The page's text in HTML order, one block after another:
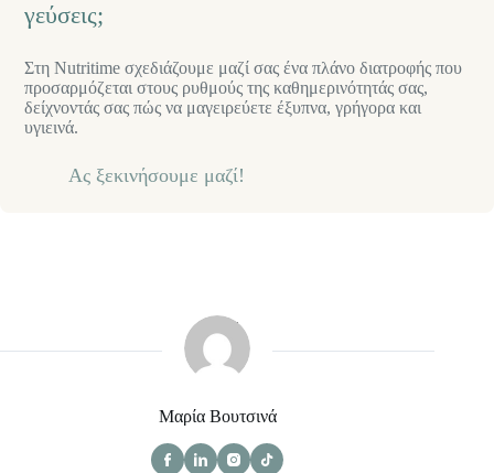
γεύσεις;
Στη Nutritime σχεδιάζουμε μαζί σας ένα πλάνο διατροφής που
προσαρμόζεται στους ρυθμούς της καθημερινότητάς σας,
δείχνοντάς σας πώς να μαγειρεύετε έξυπνα, γρήγορα και
υγιεινά.
Ας ξεκινήσουμε μαζί!
Μαρία Βουτσινά